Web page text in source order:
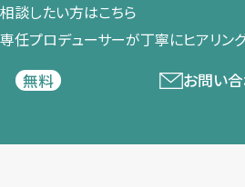
相談したい方は​こちら
専任プロデューサーが​丁寧に​ヒアリン
無料
お問い